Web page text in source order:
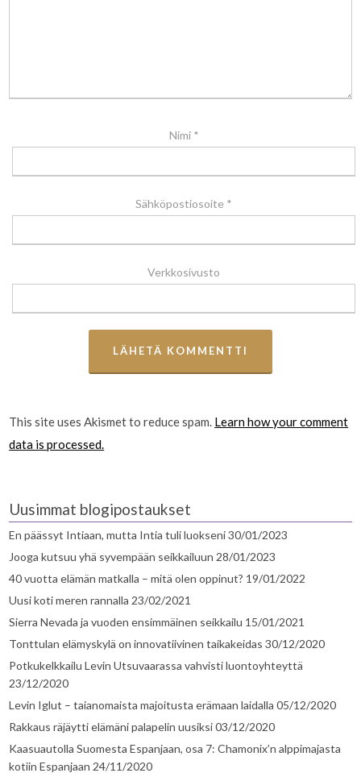
Nimi *
Sähköpostiosoite *
Verkkosivusto
This site uses Akismet to reduce spam. Learn how your comment
data is processed.
Uusimmat blogipostaukset
En päässyt Intiaan, mutta Intia tuli luokseni30/01/2023
Jooga kutsuu yhä syvempään seikkailuun 28/01/2023
40 vuotta elämän matkalla – mitä olen oppinut? 19/01/2022
Uusi koti meren rannalla 23/02/2021
Sierra Nevada ja vuoden ensimmäinen seikkailu 15/01/2021
Tonttulan elämyskylä on innovatiivinen taikakeidas 30/12/2020
Potkukelkkailu Levin Utsuvaarassa vahvisti luontoyhteyttä
23/12/2020
Levin Iglut – taianomaista majoitusta erämaan laidalla 05/12/2020
Rakkaus räjäytti elämäni palapelin uusiksi03/12/2020
Kaasuautolla Suomesta Espanjaan, osa 7: Chamonix’n alppimajasta
kotiin Espanjaan 24/11/2020